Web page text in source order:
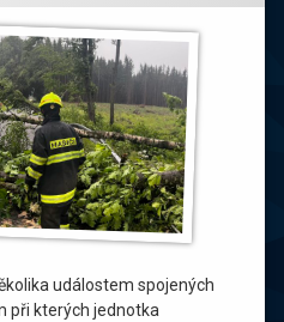
událostem spojených
při kterých jednotka